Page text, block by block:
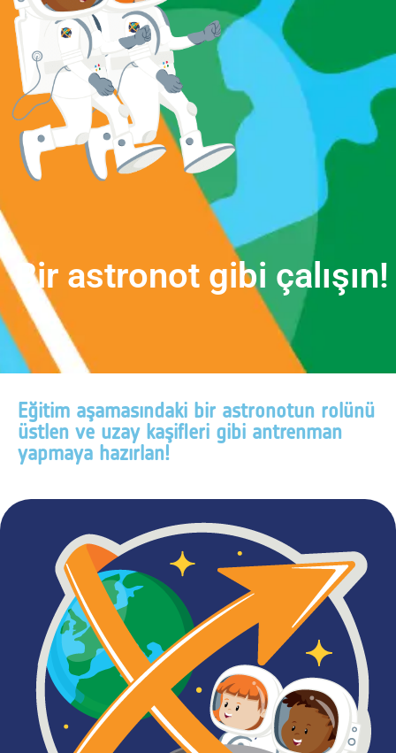
Bir astronot gibi ça ışın!
Eğitim aşamasındaki bir astronotun rolünü
üstlen ve uzay kaşifleri gibi antrenman
yapmaya hazırlan!